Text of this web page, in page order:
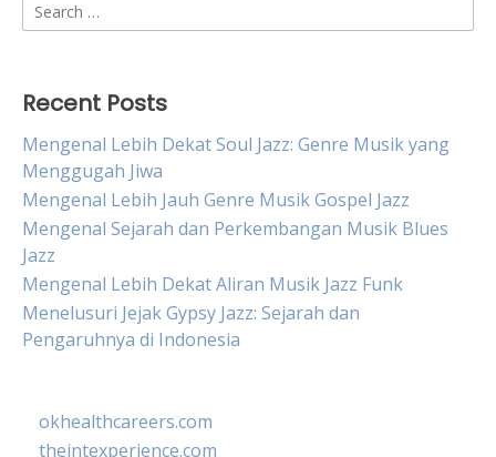
for:
Recent Posts
Mengenal Lebih Dekat Soul Jazz: Genre Musik yang
Menggugah Jiwa
Mengenal Lebih Jauh Genre Musik Gospel Jazz
Mengenal Sejarah dan Perkembangan Musik Blues
Jazz
Mengenal Lebih Dekat Aliran Musik Jazz Funk
Menelusuri Jejak Gypsy Jazz: Sejarah dan
Pengaruhnya di Indonesia
okhealthcareers.com
theintexperience.com